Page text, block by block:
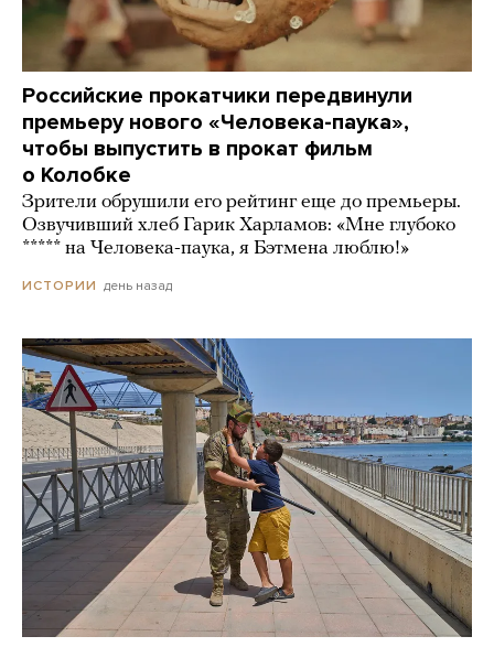
Российские прокатчики передвинули
премьеру нового «Человека-паука»,
чтобы выпустить в прокат фильм
о Колобке
Зрители обрушили его рейтинг еще до премьеры.
Озвучивший хлеб Гарик Харламов: «Мне глубоко
***** на Человека-паука, я Бэтмена люблю!»
ИСТОРИИ день назад